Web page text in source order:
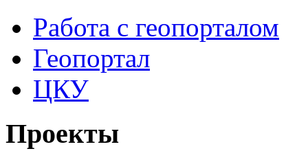
Работа с геопорталом
Геопортал
ЦКУ
Проекты